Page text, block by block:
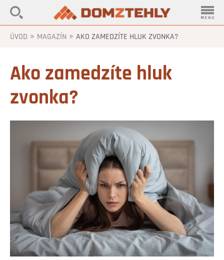
ÚVOD » MAGAZÍN » AKO ZAMEDZÍTE HLUK ZVONKA?
Ako zamedzíte hluk
zvonka?